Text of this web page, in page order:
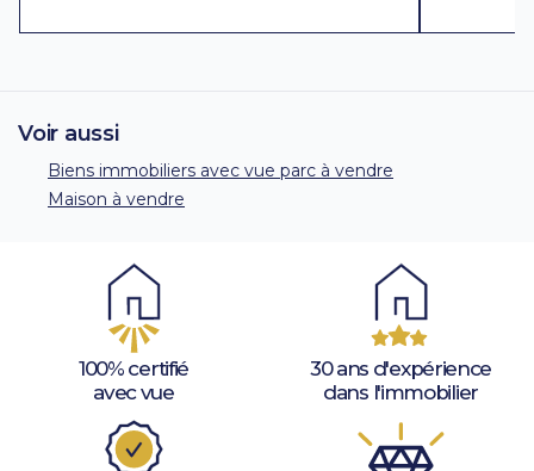
Voir aussi
Biens immobiliers avec vue parc à vendre
Maison à vendre
100% certifié
avec vue
30 ans d'expérience
dans l'immobilier